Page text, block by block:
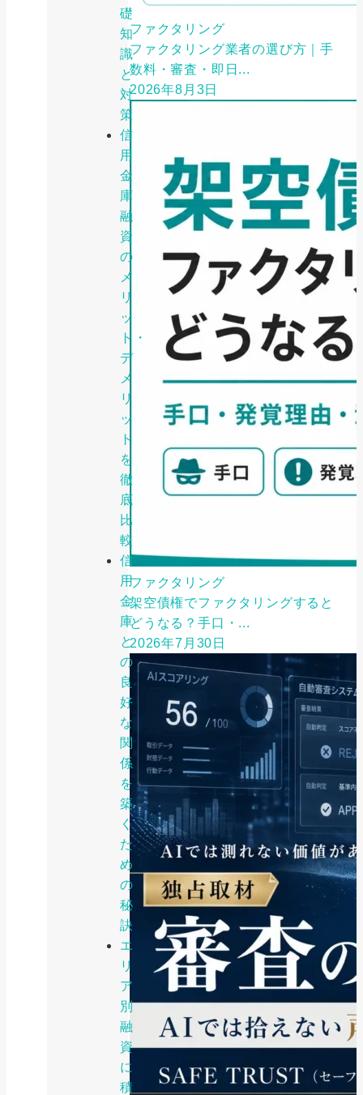
礎
知
識
と
対
策
信
用
金
庫
融
資
の
メ
リ
ッ
ト・
デ
メ
リ
ッ
ト
を
徹
底
比
較
信
用
金
庫
と
の
良
好
な
関
係
を
築
く
た
め
の
秘
訣
エ
リ
ア
別
融
資
に
積
ファクタリング
ファクタリング業者の選び方｜手
数料・審査・即日...
2026年8月3日
ファクタリング
架空債権でファクタリングすると
どうなる？手口・...
2026年7月30日